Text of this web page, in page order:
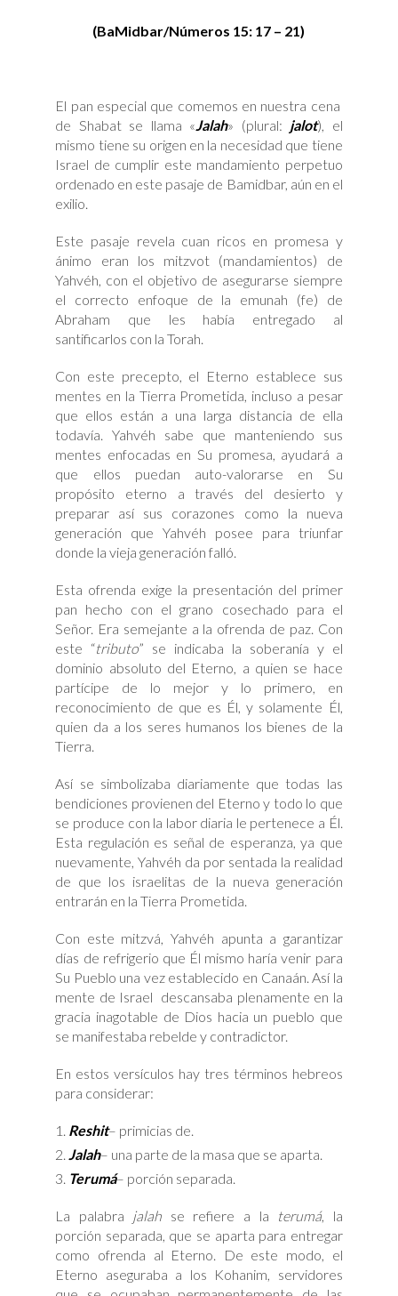
(BaMidbar/Números 15: 17 – 21)
El pan especial que comemos en nuestra cena
de Shabat se llama «Jalah» (plural: jalot), el
mismo tiene su origen en la necesidad que tiene
Israel de cumplir este mandamiento perpetuo
ordenado en este pasaje de Bamidbar, aún en el
exilio.
Este pasaje revela cuan ricos en promesa y
ánimo eran los mitzvot (mandamientos) de
Yahvéh, con el objetivo de asegurarse siempre
el correcto enfoque de la emunah (fe) de
Abraham que les había entregado al
santificarlos con la Torah.
Con este precepto, el Eterno establece sus
mentes en la Tierra Prometida, incluso a pesar
que ellos están a una larga distancia de ella
todavía. Yahvéh sabe que manteniendo sus
mentes enfocadas en Su promesa, ayudará a
que ellos puedan auto-valorarse en Su
propósito eterno a través del desierto y
preparar así sus corazones como la nueva
generación que Yahvéh posee para triunfar
donde la vieja generación falló.
Esta ofrenda exige la presentación del primer
pan hecho con el grano cosechado para el
Señor. Era semejante a la ofrenda de paz. Con
este “tributo” se indicaba la soberanía y el
dominio absoluto del Eterno, a quien se hace
partícipe de lo mejor y lo primero, en
reconocimiento de que es Él, y solamente Él,
quien da a los seres humanos los bienes de la
Tierra.
Así se simbolizaba diariamente que todas las
bendiciones provienen del Eterno y todo lo que
se produce con la labor diaria le pertenece a Él.
Esta regulación es señal de esperanza, ya que
nuevamente, Yahvéh da por sentada la realidad
de que los israelitas de la nueva generación
entrarán en la Tierra Prometida.
Con este mitzvá, Yahvéh apunta a garantizar
días de refrigerio que Él mismo haría venir para
Su Pueblo una vez establecido en Canaán. Así la
mente de Israel descansaba plenamente en la
gracia inagotable de Dios hacia un pueblo que
se manifestaba rebelde y contradictor.
En estos versículos hay tres términos hebreos
para considerar:
Reshit– primicias de.
Jalah– una parte de la masa que se aparta.
Terumá– porción separada.
La palabra jalah se refiere a la terumá, la
porción separada, que se aparta para entregar
como ofrenda al Eterno. De este modo, el
Eterno aseguraba a los Kohanim, servidores